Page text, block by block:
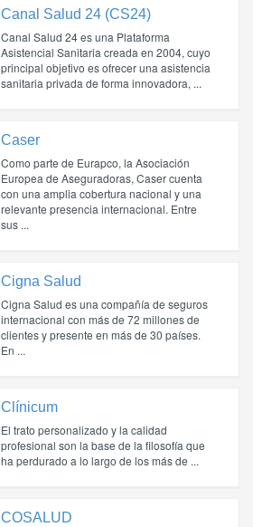
Canal Salud 24 (CS24)
Canal Salud 24 es una Plataforma
Asistencial Sanitaria creada en 2004, cuyo
principal objetivo es ofrecer una asistencia
sanitaria privada de forma innovadora, ...
Caser
Como parte de Eurapco, la Asociación
Europea de Aseguradoras, Caser cuenta
con una amplia cobertura nacional y una
relevante presencia internacional. Entre
sus ...
Cigna Salud
Cigna Salud es una compañía de seguros
internacional con más de 72 millones de
clientes y presente en más de 30 países.
En ...
Clínicum
El trato personalizado y la calidad
profesional son la base de la filosofía que
ha perdurado a lo largo de los más de ...
COSALUD